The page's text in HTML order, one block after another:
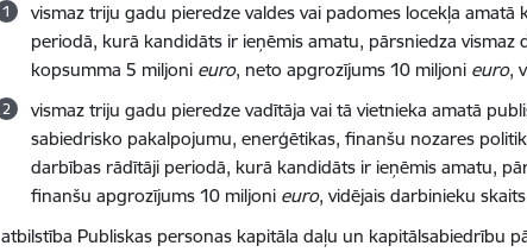
vismaz triju gadu pieredze valdes vai padomes locekļa
periodā, kurā kandidāts ir ieņēmis amatu, pārsniedza vismaz
kopsumma 5 miljoni euro, neto apgrozījums 10 miljoni euro,
vismaz triju gadu pieredze vadītāja vai tā vietnieka amatā
sabiedrisko pakalpojumu, enerģētikas, finanšu nozares
darbības rādītāji periodā, kurā kandidāts ir ieņēmis amatu,
finanšu apgrozījums 10 miljoni euro, vidējais darbinieku
atbilstība Publiskas personas kapitāla daļu un kapitālsabiedrību